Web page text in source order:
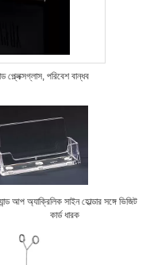
প্ল্লেক্সগ্লাস, পরিবেশ বান্ধব
আপ অ্যাক্রিলিক সাইন হোল্ডার সঙ্গে ভিজিট
কার্ড ধারক